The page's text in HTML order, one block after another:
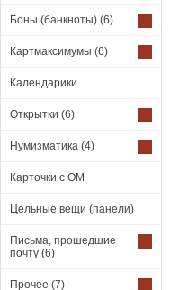
Боны (банкноты) (6)
Картмаксимумы (6)
Календарики
Открытки (6)
Нумизматика (4)
Карточки с ОМ
Цельные вещи (панели)
Письма, прошедшие
почту (6)
Прочее (7)